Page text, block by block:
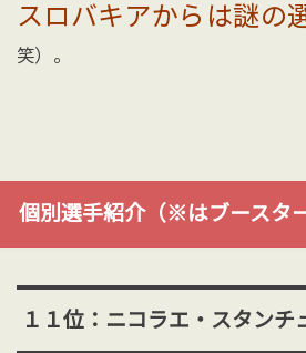
スロバキアからは謎の
笑）。
個別選手紹介（※はブースター
１１位：ニコラエ・スタンチ